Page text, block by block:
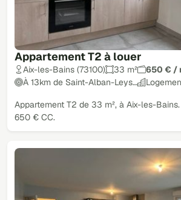
Appartement T2 à louer
Aix-les-Bains (73100) 33 m²
650 € /
À 13km de Saint-Alban-Leys…
Appartement T2 de 33 m², à Aix-les-
650 € CC.